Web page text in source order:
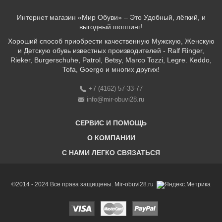
Интернет магазин «Мир Обуви» – Это Удобный, лёгкий, и
выгодный шоппинг!
Хороший способ приобрести качественную Мужскую, Женскую
и Детскую обувь известных производителей - Ralf Ringer,
Rieker, Burgerschuhe, Patrol, Betsy, Marco Tozzi, Legre. Keddo,
Tofa, Goergo и многих других!
+7 (4162) 57-33-77
info@mir-obuvi28.ru
СЕРВИС И ПОМОЩЬ
Бонусная программа
История компании
Контакты
О КОМПАНИИ
Бренды
C НАМИ ЛЕГКО СВЯЗАТЬСЯ
©2014 - 2024 Все права защищены. Mir-obuvi28.ru